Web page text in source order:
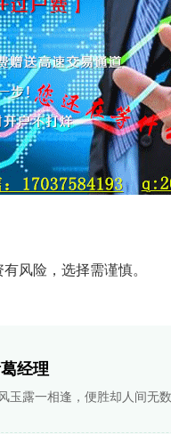
风险，选择需谨慎。
经理
玉露一相逢，便胜却人间无数